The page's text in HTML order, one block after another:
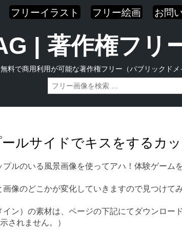
フリーイラスト フリー絵画 お問
| 著作権フリ
無料で商用利用が可能な著作権フリー（パブリックド
ルサイドでキスをするカ
ルのいる風景画像を使ってアハ！体験ゲーム
像のどこかが変化していきますので見つけてみ
ン）の素材は、ページの下記にてダウンロー
されません。）